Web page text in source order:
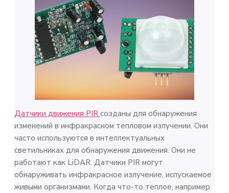
Датчики движения PIR созданы для обнаружения
изменений в инфракрасном тепловом излучении. Они
часто используются в интеллектуальных
светильниках для обнаружения движения. Они не
работают как LiDAR. Датчики PIR могут
обнаруживать инфракрасное излучение, испускаемое
живыми организмами. Когда что-то теплое, например